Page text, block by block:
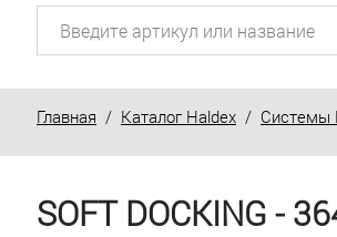
Главная / Каталог Haldex / Системы
SOFT DOCKING -